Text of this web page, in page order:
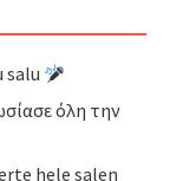
salu
όλη την
hele salen